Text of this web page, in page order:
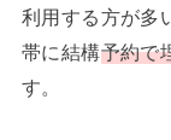
利用する方が多
帯に結構予約で
す。